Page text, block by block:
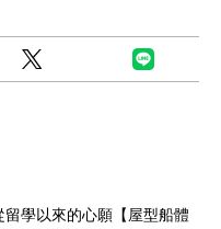
學以來的心願【屋型船體